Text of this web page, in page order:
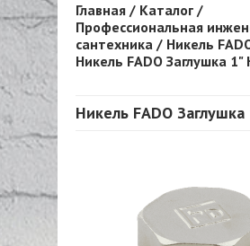
Вы здесь
Главная / Каталог /
Профессиональная
сантехника / Никель
Никель FADO Заглушка
Никель FADO